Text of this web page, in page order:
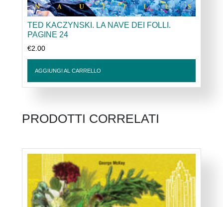
TED KACZYNSKI. LA NAVE DEI FOLLI.
PAGINE 24
€2.00
AGGIUNGI AL CARRELLO
PRODOTTI CORRELATI